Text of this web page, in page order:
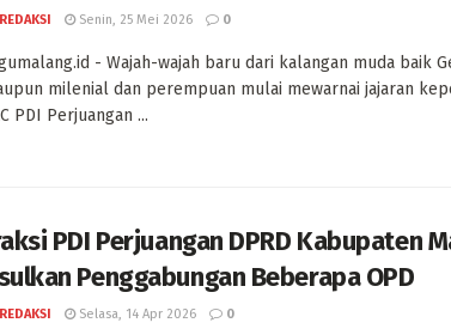
REDAKSI Senin, 25 Mei 2026 0
- Wajah-wajah baru dari kalangan muda baik
milenial dan perempuan mulai mewarnai jajaran
PDI Perjuangan ...
PDI Perjuangan DPRD Kabupaten
Penggabungan Beberapa OPD
REDAKSI Selasa, 14 Apr 2026 0